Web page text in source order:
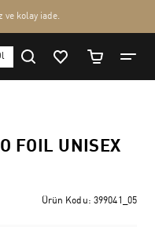
FOIL UNISEX
Ürün Kodu: 399041_05